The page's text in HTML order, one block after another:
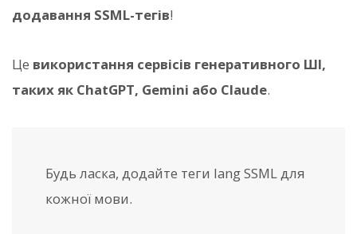
додавання SSML-тегів!
Це використання сервісів генеративного ШІ,
таких як ChatGPT, Gemini або Claude.
Будь ласка, додайте теги lang SSML для
кожної мови.